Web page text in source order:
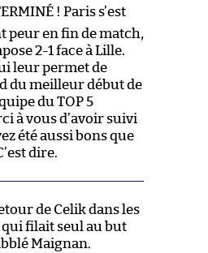
! Paris s’est
peur en fin de match,
2-1 face à Lille.
leur permet de
du meilleur début de
du TOP 5
à vous d’avoir suivi
été aussi bons que
dire.
de Celik dans les
qui filait seul au but
Maignan.